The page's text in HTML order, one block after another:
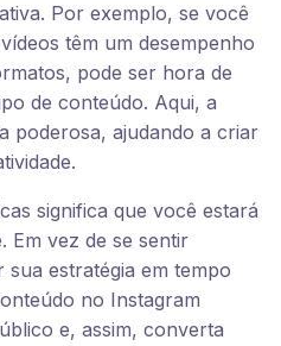
Por exemplo, se você
têm um desempenho
pode ser hora de
de conteúdo. Aqui, a
poderosa, ajudando a criar
significa que você estará
Em vez de se sentir
estratégia em tempo
no Instagram
e, assim, converta